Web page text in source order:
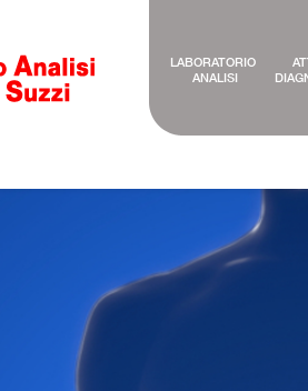
LABORATORIO
ANALISI